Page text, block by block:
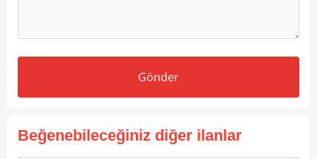
Gönder
Beğenebileceğiniz diğer ilanlar